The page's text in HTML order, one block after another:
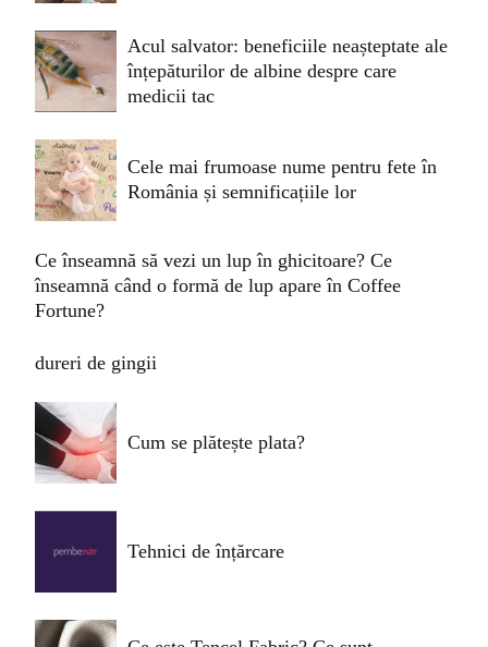
Acul salvator: beneficiile neașteptate ale
înțepăturilor de albine despre care
medicii tac
Cele mai frumoase nume pentru fete în
România și semnificațiile lor
Ce înseamnă să vezi un lup în ghicitoare? Ce
înseamnă când o formă de lup apare în Coffee
Fortune?
dureri de gingii
Cum se plătește plata?
Tehnici de înțărcare